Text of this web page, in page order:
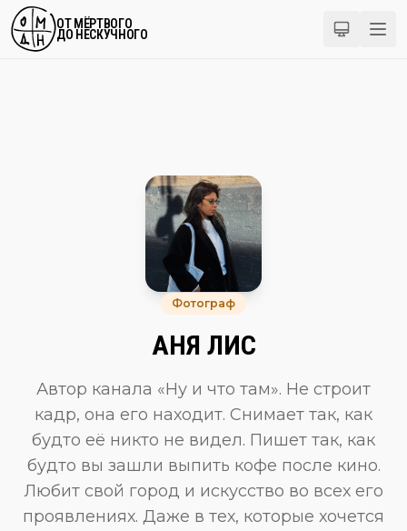
ОТ МЁРТВОГО
ДО НЕСКУЧНОГО
Фотограф
АНЯ ЛИС
Автор канала «Ну и что там». Не строит
кадр, она его находит. Снимает так, как
будто её никто не видел. Пишет так, как
будто вы зашли выпить кофе после кино.
Любит свой город и искусство во всех его
проявлениях. Даже в тех, которые хочется